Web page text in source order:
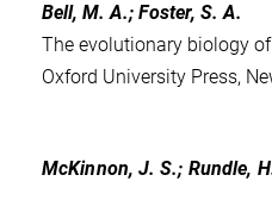
Bell, M. A.; Foster, S. A.
The evolutionary biology
Oxford University Press,
McKinnon, J. S.; Rundle,